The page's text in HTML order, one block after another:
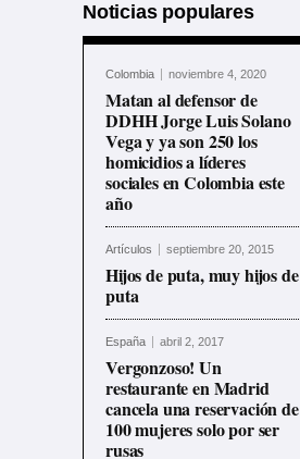
Noticias populares
Colombia noviembre 4, 2020
Matan al defensor de
DDHH Jorge Luis Solano
Vega y ya son 250 los
homicidios a líderes
sociales en Colombia este
año
Artículos septiembre 20, 2015
Hijos de puta, muy hijos de
puta
España abril 2, 2017
Vergonzoso! Un
restaurante en Madrid
cancela una reservación de
100 mujeres solo por ser
rusas